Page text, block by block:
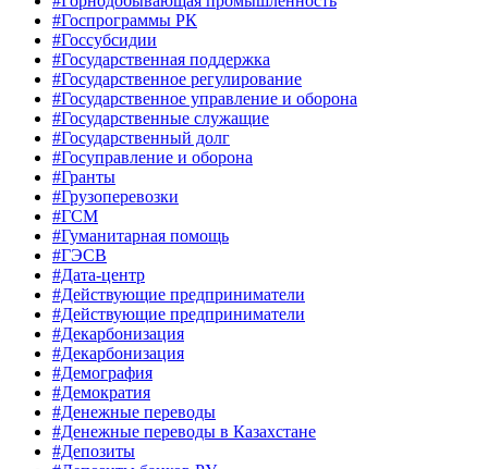
#Госпрограммы РК
#Госсубсидии
#Государственная поддержка
#Государственное регулирование
#Государственное управление и оборона
#Государственные служащие
#Государственный долг
#Госуправление и оборона
#Гранты
#Грузоперевозки
#ГСМ
#Гуманитарная помощь
#ГЭСВ
#Дата-центр
#Действующие предприниматели
#Действующие предприниматели
#Декарбонизация
#Декарбонизация
#Демография
#Демократия
#Денежные переводы
#Денежные переводы в Казахстане
#Депозиты